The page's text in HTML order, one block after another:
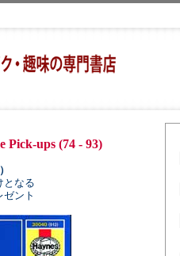
ups (74 - 93)
となる
ント